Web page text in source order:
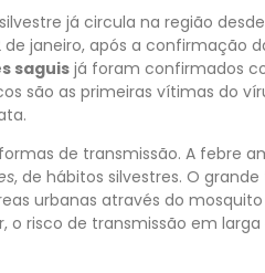
já circula na região
janeiro, após a confirmação
saguisjá foram confirmados
são as primeiras vítimas do
de transmissão. A febre
, de hábitos silvestres. O
urbanas através do mosquito
o risco de transmissão em